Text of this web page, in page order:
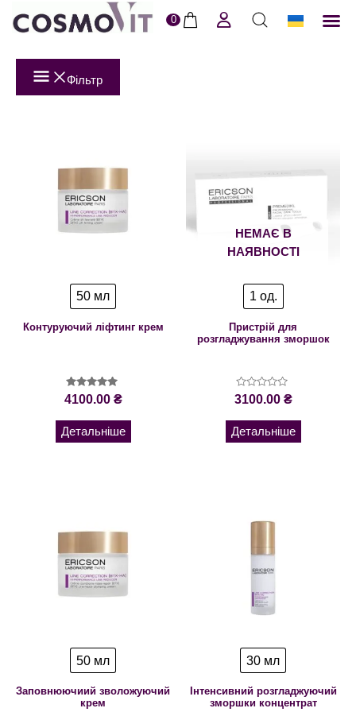
0
Фільтр
50 мл
Контуруючий ліфтинг крем
Оцінено в
5.00
4100.00 ₴
Детальніше
НЕМАЄ В
НАЯВНОСТІ
1 од.
Пристрій для
розгладжування зморшок
Оцінено
в
5
3100.00 ₴
Детальніше
50 мл
Заповнюючиий зволожуючий
крем
30 мл
Інтенсивний розгладжуючий
зморшки концентрат